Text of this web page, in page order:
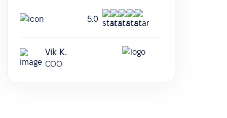
5.0
Vik K.
COO